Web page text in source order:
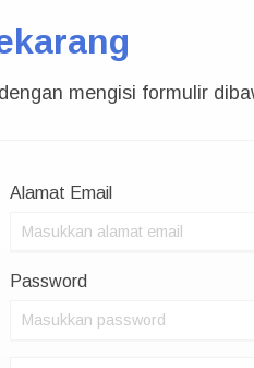
mengisi formulir
Alamat Email
Password